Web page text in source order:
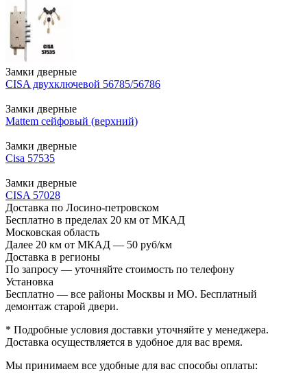
Замки дверные
CISA двухключевой 56785/56786
Замки дверные
Mattem сейфовый (верхний)
Замки дверные
Cisa 57535
Замки дверные
CISA 57028
Доставка по Лосино-петровском
Бесплатно в пределах 20 км от МКАД
Московская область
Далее 20 км от МКАД — 50 руб/км
Доставка в регионы
По запросу — уточняйте стоимость по телефону
Установка
Бесплатно — все районы Москвы и МО. Бесплатный
демонтаж старой двери.
* Подробные условия доставки уточняйте у менеджера.
Доставка осуществляется в удобное для вас время.
Мы принимаем все удобные для вас способы оплаты: